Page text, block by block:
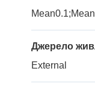
Джерело
External